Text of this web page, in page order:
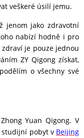
veškeré úsilí jemu.
jenom jako zdravotní
nabízí hodně i pro
je pouze jednou
ZY Qigong získat,
o všechny své
Yuan Qigong. V
studijní pobyt v Beijing